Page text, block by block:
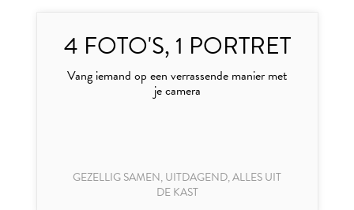
4 FOTO'S, 1 PORTRET
Vang iemand op een verrassende manier met
je camera
GEZELLIG SAMEN, UITDAGEND, ALLES UIT
DE KAST